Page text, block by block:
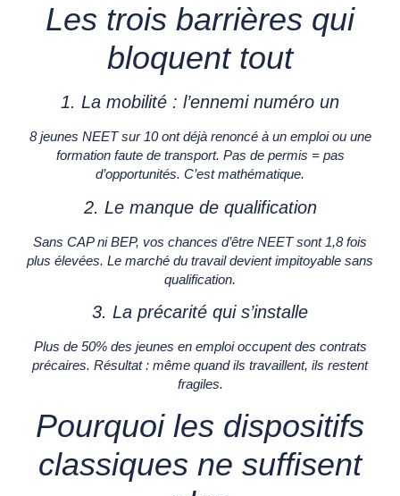
Les trois barrières qui
bloquent tout
1. La mobilité : l’ennemi numéro un
8 jeunes NEET sur 10 ont déjà renoncé à un emploi ou une
formation faute de transport. Pas de permis = pas
d’opportunités. C’est mathématique.
2. Le manque de qualification
Sans CAP ni BEP, vos chances d’être NEET sont 1,8 fois
plus élevées. Le marché du travail devient impitoyable sans
qualification.
3. La précarité qui s’installe
Plus de 50% des jeunes en emploi occupent des contrats
précaires. Résultat : même quand ils travaillent, ils restent
fragiles.
Pourquoi les dispositifs
classiques ne suffisent